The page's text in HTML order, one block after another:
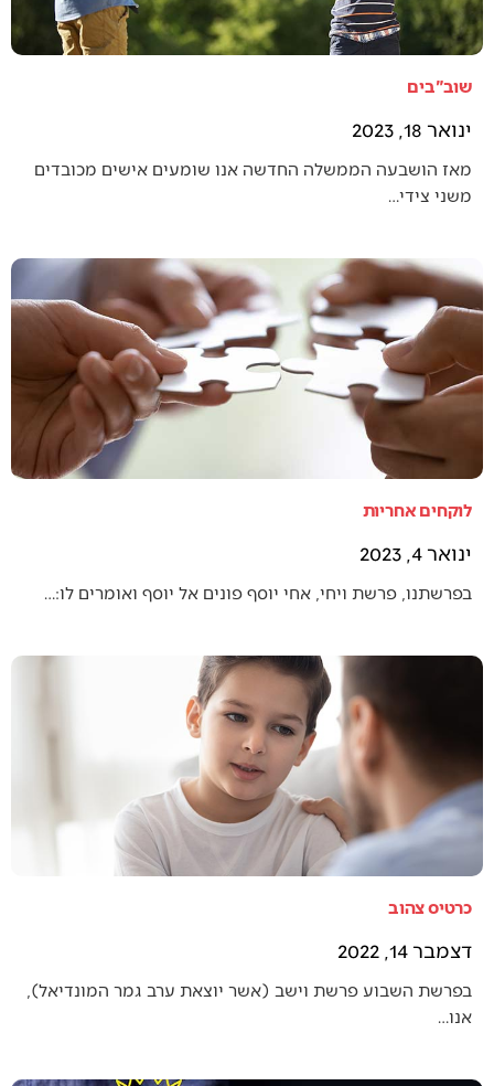
שוב"בים
ינואר 18, 2023
מאז הושבעה הממשלה החדשה אנו שומעים אישים מכובדים
משני צידי…
לוקחים אחריות
ינואר 4, 2023
בפרשתנו, פרשת ויחי, אחי יוסף פונים אל יוסף ואומרים לו:…
כרטיס צהוב
דצמבר 14, 2022
בפרשת השבוע פרשת וישב (אשר יוצאת ערב גמר המונדיאל),
אנו…